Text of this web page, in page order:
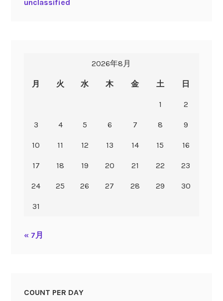
unclassified
2026年8月
月 火 水 木 金 土 日
1 2
3 4 5 6 7 8 9
10 11 12 13 14 15 16
17 18 19 20 21 22 23
24 25 26 27 28 29 30
31
« 7月
COUNT PER DAY